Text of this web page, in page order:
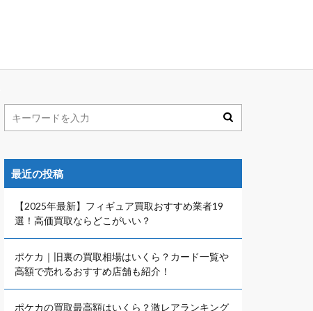
最近の投稿
【2025年最新】フィギュア買取おすすめ業者19
選！高価買取ならどこがいい？
ポケカ｜旧裏の買取相場はいくら？カード一覧や
高額で売れるおすすめ店舗も紹介！
ポケカの買取最高額はいくら？激レアランキング